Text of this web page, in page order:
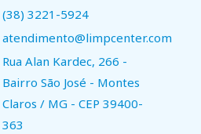
(38) 3221-5924
atendimento@limpcenter.com
Rua Alan Kardec, 266 -
Bairro São José - Montes
Claros / MG - CEP 39400-
363